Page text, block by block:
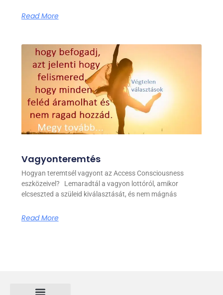
Read More
Vagyonteremtés
Hogyan teremtsél vagyont az Access Consciousness
eszközeivel? Lemaradtál a vagyon lottóról, amikor
elcseszted a szüleid kiválasztását, és nem mágnás
Read More